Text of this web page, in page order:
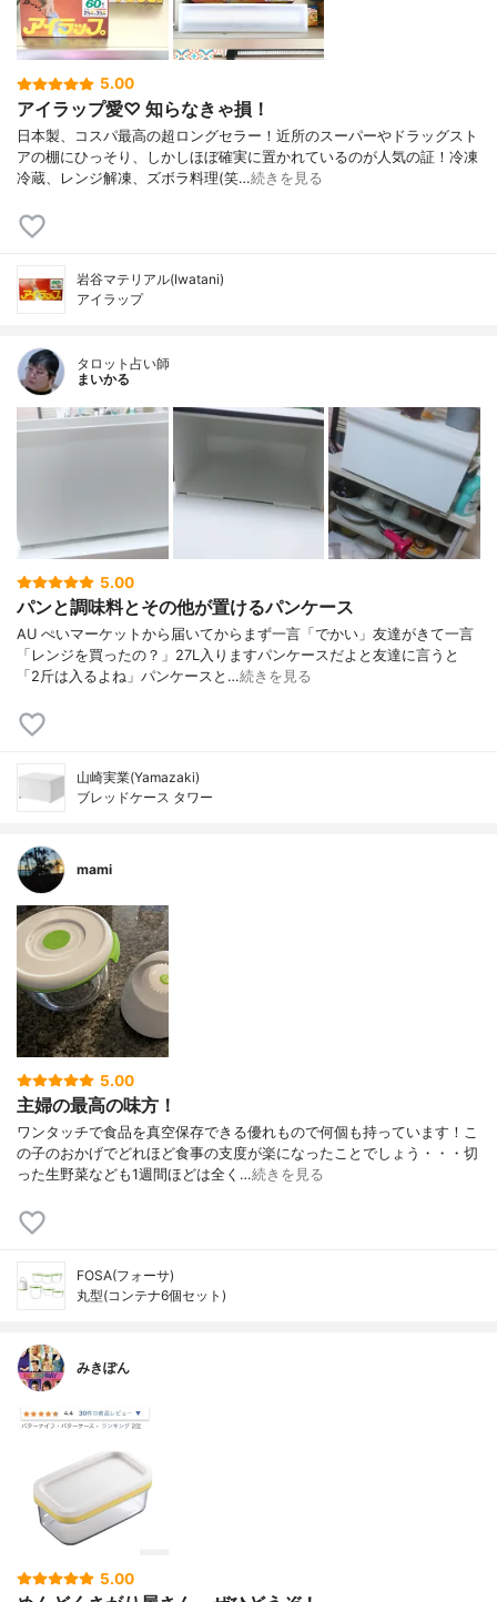
5.00
アイラップ愛♡ 知らなきゃ損！
日本製、コスパ最高の超ロングセラー！近所のスーパーやドラッグスト
アの棚にひっそり、しかしほぼ確実に置かれているのが人気の証！冷凍
冷蔵、レンジ解凍、ズボラ料理(笑…続きを見る
岩谷マテリアル(Iwatani)
アイラップ
タロット占い師
まいかる
5.00
パンと調味料とその他が置けるパンケース
AU ぺいマーケットから届いてからまず一言「でかい」友達がきて一言
「レンジを買ったの？」27L入りますパンケースだよと友達に言うと
「2斤は入るよね」パンケースと…続きを見る
山崎実業(Yamazaki)
ブレッドケース タワー
mami
5.00
主婦の最高の味方！
ワンタッチで食品を真空保存できる優れもので何個も持っています！こ
の子のおかげでどれほど食事の支度が楽になったことでしょう・・・切
った生野菜なども1週間ほどは全く…続きを見る
FOSA(フォーサ)
丸型(コンテナ6個セット)
みきぽん
5.00